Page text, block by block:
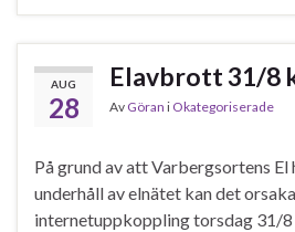
AUG
28
Elavbrott 31/8
Av Göran i Okategoriserade
På grund av att Varbergsortens
underhåll av elnätet kan det
internetuppkoppling torsdag 31/8